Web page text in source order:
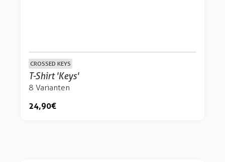
CROSSED KEYS
T-Shirt 'Keys'
8 Varianten
24,90 €